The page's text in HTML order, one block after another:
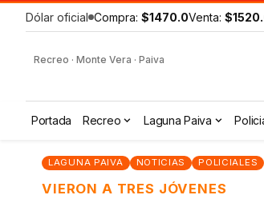
Dólar oficial Compra: $1470.0Venta:
Recreo · Monte Vera · Paiva
Portada Recreo Laguna Paiva
LAGUNA PAIVA NOTICIAS POLICIALES
VIERON A TRES JÓVENES